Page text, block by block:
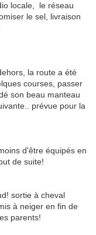
locale, le réseau
le sel, livraison
la route a été
courses, passer
son beau manteau
prévue pour la
d'être équipés en
de suite!
sortie à cheval
à neiger en fin de
parents!